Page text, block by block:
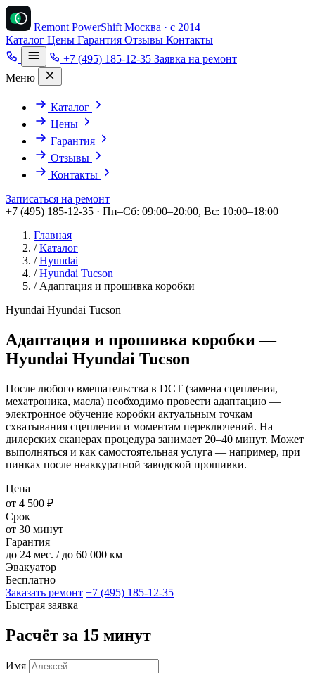
Remont PowerShift Москва · с 2014
Каталог Цены Гарантия Отзывы Контакты
+7 (495) 185-12-35 Заявка на ремонт
Меню
Каталог
Цены
Гарантия
Отзывы
Контакты
Записаться на ремонт
+7 (495) 185-12-35 · Пн–Сб: 09:00–20:00, Вс: 10:00–18:00
Главная
/ Каталог
/ Hyundai
/ Hyundai Tucson
/ Адаптация и прошивка коробки
Hyundai Hyundai Tucson
Адаптация и прошивка коробки —
Hyundai Hyundai Tucson
После любого вмешательства в DCT (замена сцепления,
мехатроника, масла) необходимо провести адаптацию —
электронное обучение коробки актуальным точкам
схватывания сцепления и моментам переключений. На
дилерских сканерах процедура занимает 20–40 минут. Может
выполняться и как самостоятельная услуга — например, при
пинках после неаккуратной заводской прошивки.
Цена
от 4 500 ₽
Срок
от 30 минут
Гарантия
до 24 мес. / до 60 000 км
Эвакуатор
Бесплатно
Заказать ремонт +7 (495) 185-12-35
Быстрая заявка
Расчёт за 15 минут
Имя